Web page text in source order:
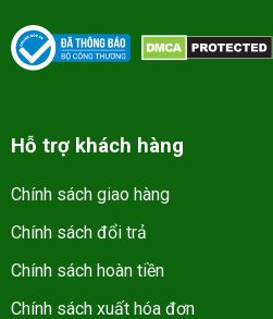
Hỗ trợ khách hàng
Chính sách giao hàng
Chính sách đổi trả
Chính sách hoàn tiền
Chính sách xuất hóa đơn